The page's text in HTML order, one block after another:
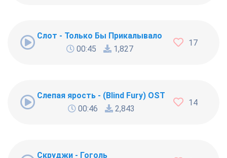
Слот - Только Бы Прикалывало
00:45
1,827
17
Слепая ярость - (Blind Fury) OST
00:46
2,843
14
Скруджи - Гоголь